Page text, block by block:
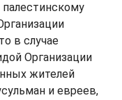
в случае
Организации
жителей
и евреев,